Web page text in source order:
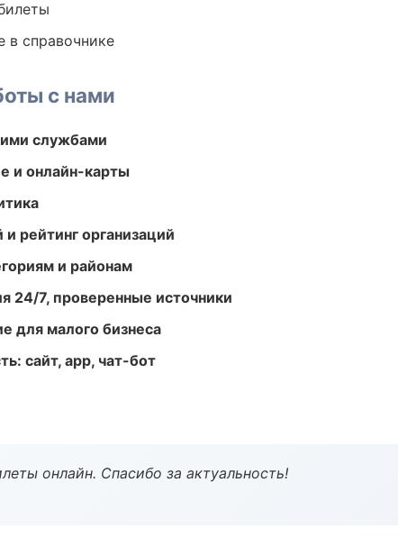
в справочнике
с нами
службами
и онлайн-карты
рейтинг организаций
и районам
24/7, проверенные источники
для малого бизнеса
сайт, app, чат-бот
онлайн. Спасибо за актуальность!